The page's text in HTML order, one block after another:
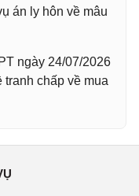
án ly hôn về mâu
ngày 24/07/2026
tranh chấp về mua